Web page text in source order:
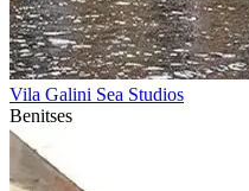
Vila Galini Sea Studios
Benitses